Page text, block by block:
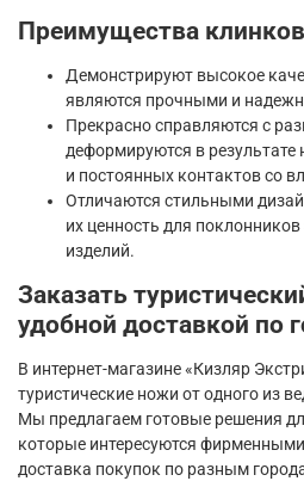
Преимущества
Демонстрируют высокое
являются прочными и
Прекрасно справляются с
деформируются в
и постоянных контактов со
Отличаются стильными
их ценность для
изделий.
Заказать
удобной доставкой по
В интернет-магазине «Кизляр
туристические ножи от одного из
Мы предлагаем готовые решения
которые интересуются
доставка покупок по разным